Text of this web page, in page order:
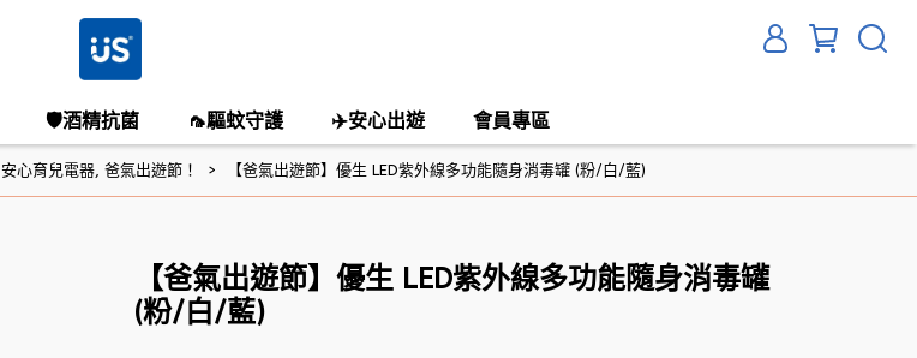
🛡️酒精抗菌 🦟驅蚊守護 ✈️安心出遊 會員專區
安心育兒電器, 爸氣出遊節！ 【爸氣出遊節】優生 LED紫外線多功能隨身消毒罐 (粉/白/藍)
【爸氣出遊節】優生 LED紫外線多功能隨身消毒罐
(粉/白/藍)